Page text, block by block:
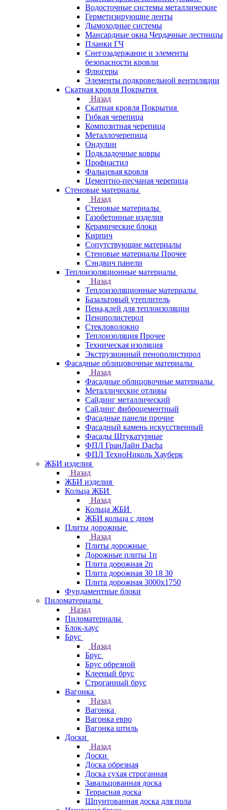
Водосточные системы металлические
Герметизирующие ленты
Дымоходные системы
Мансардные окна Чердачные лестницы
Планки ГЧ
Снегозадержание и элементы
безопасности кровли
Флюгеры
Элементы подкровельной вентиляции
Скатная кровля Покрытия
Назад
Скатная кровля Покрытия
Гибкая черепица
Композитная черепица
Металлочерепица
Ондулин
Подкладочные ковры
Профнастил
Фальцевая кровля
Цементно-песчаная черепица
Стеновые материалы
Назад
Стеновые материалы
Газобетонные изделия
Керамические блоки
Кирпич
Сопутствующие материалы
Стеновые материалы Прочее
Сэндвич панели
Теплоизоляционные материалы
Назад
Теплоизоляционные материалы
Базальтовый утеплитель
Пена,клей для теплоизоляции
Пенополистерол
Стекловолокно
Теплоизоляция Прочее
Техническая изоляция
Экструзионный пенополистирол
Фасадные облицовочные материалы
Назад
Фасадные облицовочные материалы
Металлические отливы
Сайдинг металлический
Сайдинг фиброцементный
Фасадные панели прочие
Фасадный камень искусственный
Фасады Штукатурные
ФПЛ ГранЛайн Dacha
ФПЛ ТехноНиколь Хауберк
ЖБИ изделия
Назад
ЖБИ изделия
Кольца ЖБИ
Назад
Кольца ЖБИ
ЖБИ кольца с дном
Плиты дорожные
Назад
Плиты дорожные
Дорожные плиты 1п
Плита дорожная 2п
Плита дорожная 30 18 30
Плита дорожная 3000х1750
Фундаментные блоки
Пиломатериалы
Назад
Пиломатериалы
Блок-хаус
Брус
Назад
Брус
Брус обрезной
Клееный брус
Строганный брус
Вагонка
Назад
Вагонка
Вагонка евро
Вагонка штиль
Доски
Назад
Доски
Доска обрезная
Доска сухая строганная
Завальцованная доска
Террасная доска
Шпунтованная доска для пола